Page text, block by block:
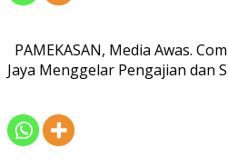
PAMEKASAN, Media Awas.
Jaya Menggelar Pengajian dan